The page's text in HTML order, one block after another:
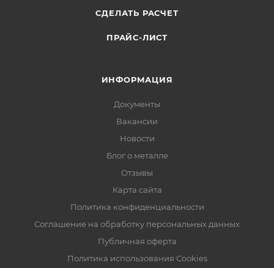
СДЕЛАТЬ РАСЧЕТ
ПРАЙС-ЛИСТ
ИНФОРМАЦИЯ
Документы
Вакансии
Новости
Блог о металле
Отзывы
Карта сайта
Политика конфиденциальности
Соглашение на обработку персональных данных
Публичная оферта
Политика использования Cookies